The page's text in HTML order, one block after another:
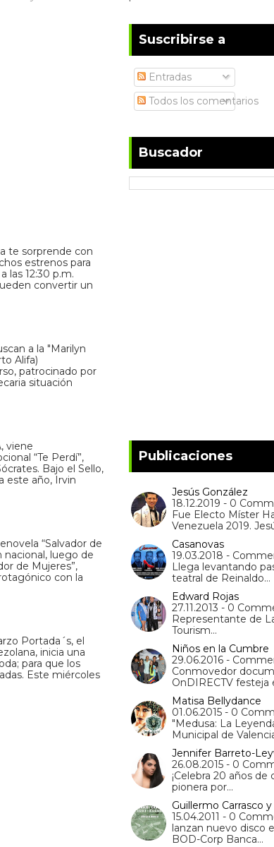
te sorprende con
estrenos para
las 12:30 p.m.
convertir un
a la "Marilyn
Alifa)
patrocinado por
situación
viene
“Te Perdí”,
Bajo el Sello,
este año, Irvin
“Salvador de
nacional, luego de
de Mujeres”,
con la
Portada´s, el
inicia una
para que los
Este miércoles
Suscribirse a
Entradas
Todos los comentarios
Buscador
Publicaciones
Jesús González
18.12.2019 - 0
Fue Electo Míster
Venezuela 2019.
Casanovas
19.03.2018 -
Llega levantando
teatral de Reinaldo…
Edward Rojas
27.11.2013 - 0
Representante de
Tourism…
Niños en la Cumbre
29.06.2016 -
Conmovedor
OnDIRECTV festeja
Matisa Bellydance
01.06.2015 - 0
"Medusa: La
Municipal de
Jennifer Barreto-
26.08.2015 - 0
¡Celebra 20 años de
pionera por…
Guillermo Carrasco
15.04.2011 - 0
lanzan nuevo disco
BOD-Corp Banca…